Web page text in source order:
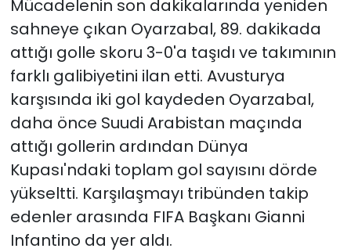
Mücadelenin son dakikalarında yeniden
sahneye çıkan Oyarzabal, 89. dakikada
attığı golle skoru 3-0'a taşıdı ve takımının
farklı galibiyetini ilan etti. Avusturya
karşısında iki gol kaydeden Oyarzabal,
daha önce Suudi Arabistan maçında
attığı gollerin ardından Dünya
Kupası'ndaki toplam gol sayısını dörde
yükseltti. Karşılaşmayı tribünden takip
edenler arasında FIFA Başkanı Gianni
Infantino da yer aldı.